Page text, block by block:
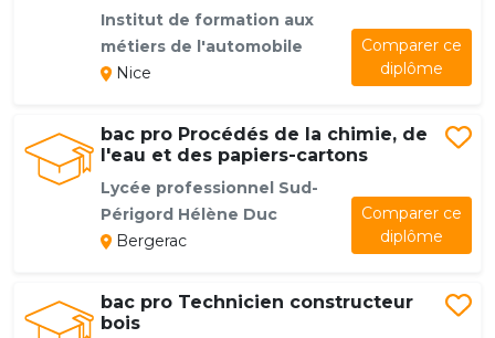
Institut de formation aux
métiers de l'automobile
Nice
Comparer ce
diplôme
bac pro Procédés de la chimie, de
l'eau et des papiers-cartons
Lycée professionnel Sud-
Périgord Hélène Duc
Bergerac
Comparer ce
diplôme
bac pro Technicien constructeur
bois